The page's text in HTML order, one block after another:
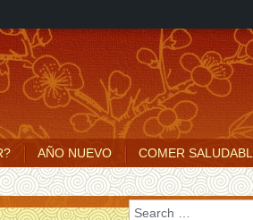
AÑO NUEVO
COMER
Search